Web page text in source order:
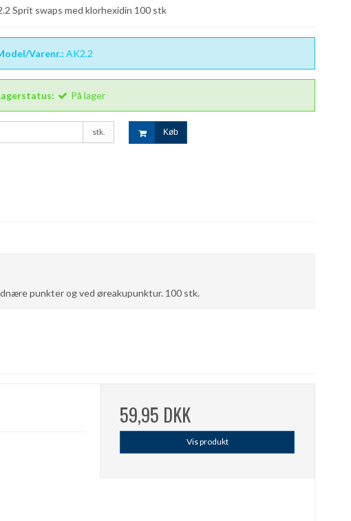
Sprit swaps med klorhexidin 100 stk
Varenr.: AK2.2
På lager
stk. Køb
punkter og ved øreakupunktur. 100 stk.
59,95 DKK
Vis produkt